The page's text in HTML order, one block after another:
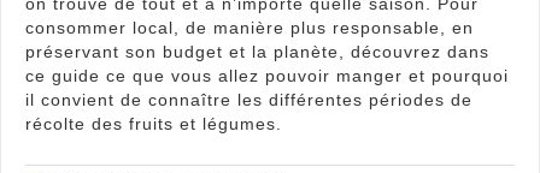
consommer local, de manière plus responsable, en
préservant son budget et la planète, découvrez dans
ce guide ce que vous allez pouvoir manger et pourquoi
il convient de connaître les différentes périodes de
récolte des fruits et légumes.